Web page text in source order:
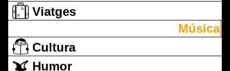
Viatges
Música
Cultura
Humor